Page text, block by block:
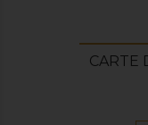
CARTE